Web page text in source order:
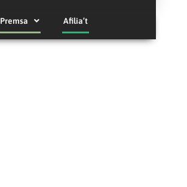
Premsa Afilia’t